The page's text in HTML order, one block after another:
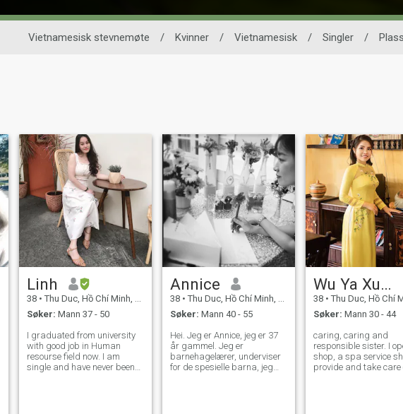
Vietnamesisk stevnemøte / Kvinner / Vietnamesisk / Singler /
Linh
38 • Thu Duc, Hồ Chí Minh, Vietnam
Søker: Mann 37 - 50
I graduated from university
with good job in Human
resourse field now. I am
single and have never been
Annice
38 • Thu Duc, Hồ Chí Minh, Vietnam
Søker: Mann 40 - 55
Hei. Jeg er Annice, jeg er 37
år gammel. Jeg er
barnehagelærer, underviser
for de spesielle barna, jeg
Wu Ya Xuan
38 • Thu Duc, Hồ Chí Minh,
Søker: Mann 30 - 44
caring, caring and
responsible sister. I opened a
shop, a spa service
provide and take care